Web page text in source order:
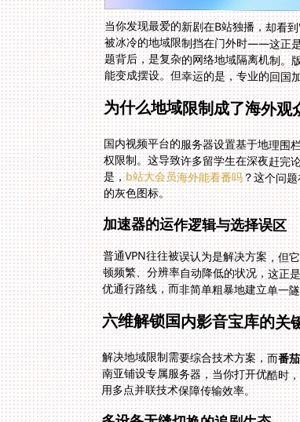
当你发现最爱的新剧在B站独播，却看
被冰冷的地域限制挡在门外时——这正
题背后，是复杂的网络地域隔离机制。
能变成摆设。但幸运的是，专业的回国
为什么地域限制成了海外观
国内视频平台的服务器设置基于地理围
权限制。这导致许多留学生在深夜赶完
是，b站大会员海外能看番吗？这个问
的灰色图标。
加速器的运作逻辑与选择误区
普通VPN往往被误认为是解决方案，但
优通行路线，而非简单粗暴地建立单一
六维解锁国内影音宝库的关
解决地域限制需要综合技术方案，而番
用多点并联技术保障传输效率。